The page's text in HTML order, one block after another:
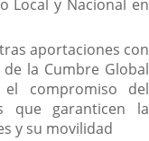
Local y Nacional en
aportaciones con
la Cumbre Global
el compromiso del
que garanticen la
y su movilidad